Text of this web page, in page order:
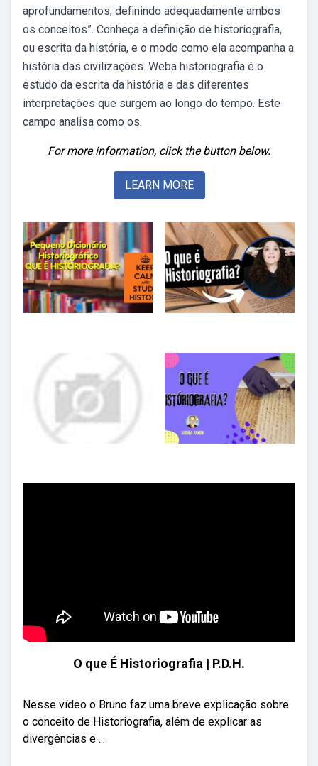
aprofundamentos, definindo adequadamente ambos
os conceitos”. Conheça a definição de historiografia,
ou escrita da história, e o modo como ela acompanha a
história das civilizações. Weba historiografia é o
estudo da escrita da história e das diferentes
interpretações que surgem ao longo do tempo. Este
campo analisa como os.
For more information, click the button below.
LEARN MORE
O que É Historiografia | P.D.H.
Nesse vídeo o Bruno faz uma breve explicação sobre
o conceito de Historiografia, além de explicar as
divergências e ...